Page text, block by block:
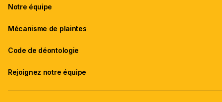
Notre équipe
Mécanisme de plaintes
Code de déontologie
Rejoignez notre équipe